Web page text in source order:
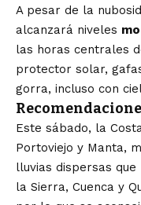
A pesar de la
alcanzará niveles
las horas centrales
protector solar,
gorra, incluso con
Este sábado, la
Portoviejo y Manta,
lluvias dispersas
la Sierra, Cuenca y